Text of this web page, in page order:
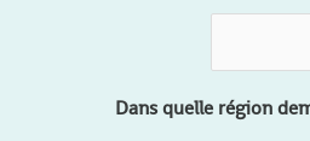
Dans quelle région